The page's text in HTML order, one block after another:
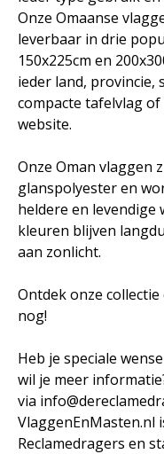
Onze Omaanse
leverbaar in drie
150x225cm en
ieder land,
compacte tafelvlag
website.
Onze Oman vlaggen
glanspolyester en
heldere en levendige
kleuren blijven
aan zonlicht.
Ontdek onze
nog!
Heb je speciale
wil je meer
via
VlaggenEnMasten.nl
Reclamedragers en